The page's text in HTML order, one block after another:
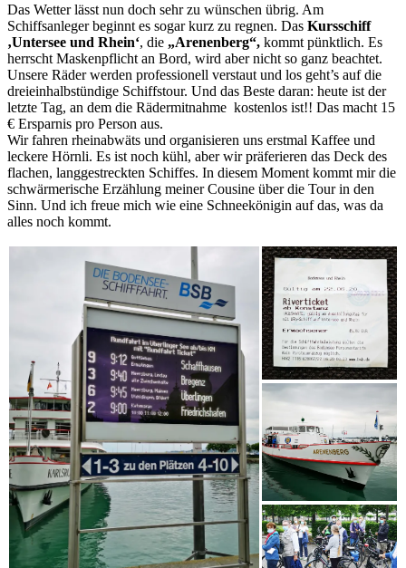
Das Wetter lässt nun doch sehr zu wünschen übrig. Am
Schiffsanleger beginnt es sogar kurz zu regnen. Das Kursschiff
‚Untersee und Rhein‘, die „Arenenberg“, kommt pünktlich. Es
herrscht Maskenpflicht an Bord, wird aber nicht so ganz beachtet.
Unsere Räder werden professionell verstaut und los geht’s auf die
dreieinhalbstündige Schiffstour. Und das Beste daran: heute ist der
letzte Tag, an dem die Rädermitnahme kostenlos ist!! Das macht 15
€ Ersparnis pro Person aus.
Wir fahren rheinabwäts und organisieren uns erstmal Kaffee und
leckere Hörnli. Es ist noch kühl, aber wir präferieren das Deck des
flachen, langgestreckten Schiffes. In diesem Moment kommt mir die
schwärmerische Erzählung meiner Cousine über die Tour in den
Sinn. Und ich freue mich wie eine Schneekönigin auf das, was da
alles noch kommt.